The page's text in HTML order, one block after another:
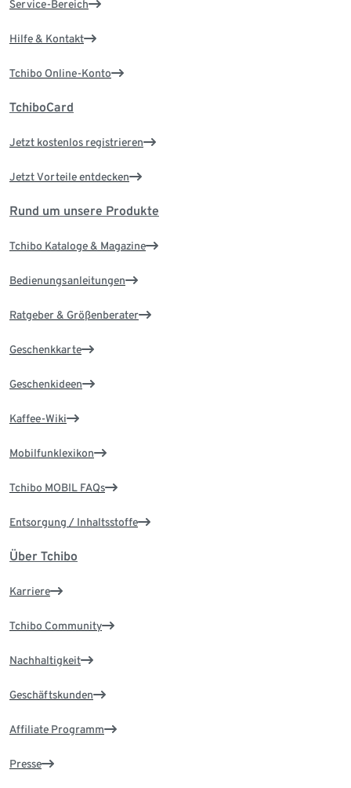
Service-Bereich
Hilfe & Kontakt
Tchibo Online-Konto
TchiboCard
Jetzt kostenlos registrieren
Jetzt Vorteile entdecken
Rund um unsere Produkte
Tchibo Kataloge & Magazine
Bedienungsanleitungen
Ratgeber & Größenberater
Geschenkkarte
Geschenkideen
Kaffee-Wiki
Mobilfunklexikon
Tchibo MOBIL FAQs
Entsorgung / Inhaltsstoffe
Über Tchibo
Karriere
Tchibo Community
Nachhaltigkeit
Geschäftskunden
Affiliate Programm
Presse